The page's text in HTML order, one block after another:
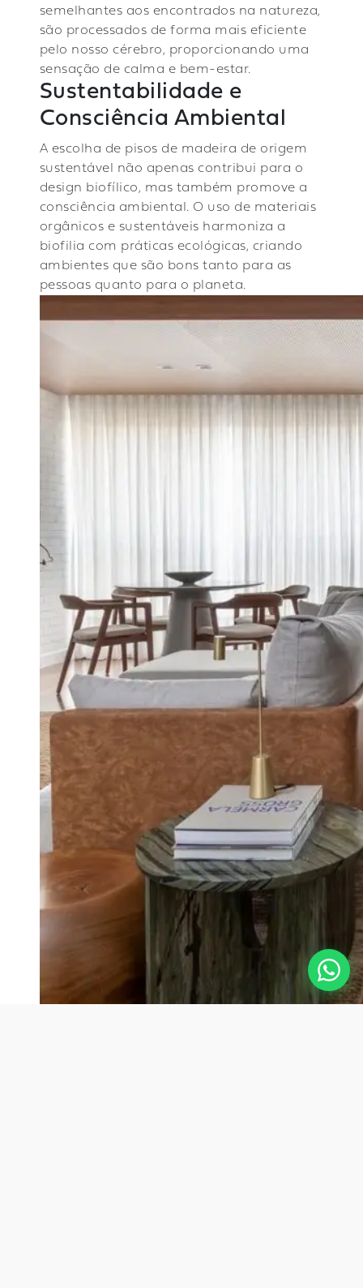
semelhantes aos encontrados na natureza,
são processados de forma mais eficiente
pelo nosso cérebro, proporcionando uma
sensação de calma e bem-estar.
Sustentabilidade e
Consciência Ambiental
A escolha de pisos de madeira de origem
sustentável não apenas contribui para o
design biofílico, mas também promove a
consciência ambiental. O uso de materiais
orgânicos e sustentáveis harmoniza a
biofilia com práticas ecológicas, criando
ambientes que são bons tanto para as
pessoas quanto para o planeta.